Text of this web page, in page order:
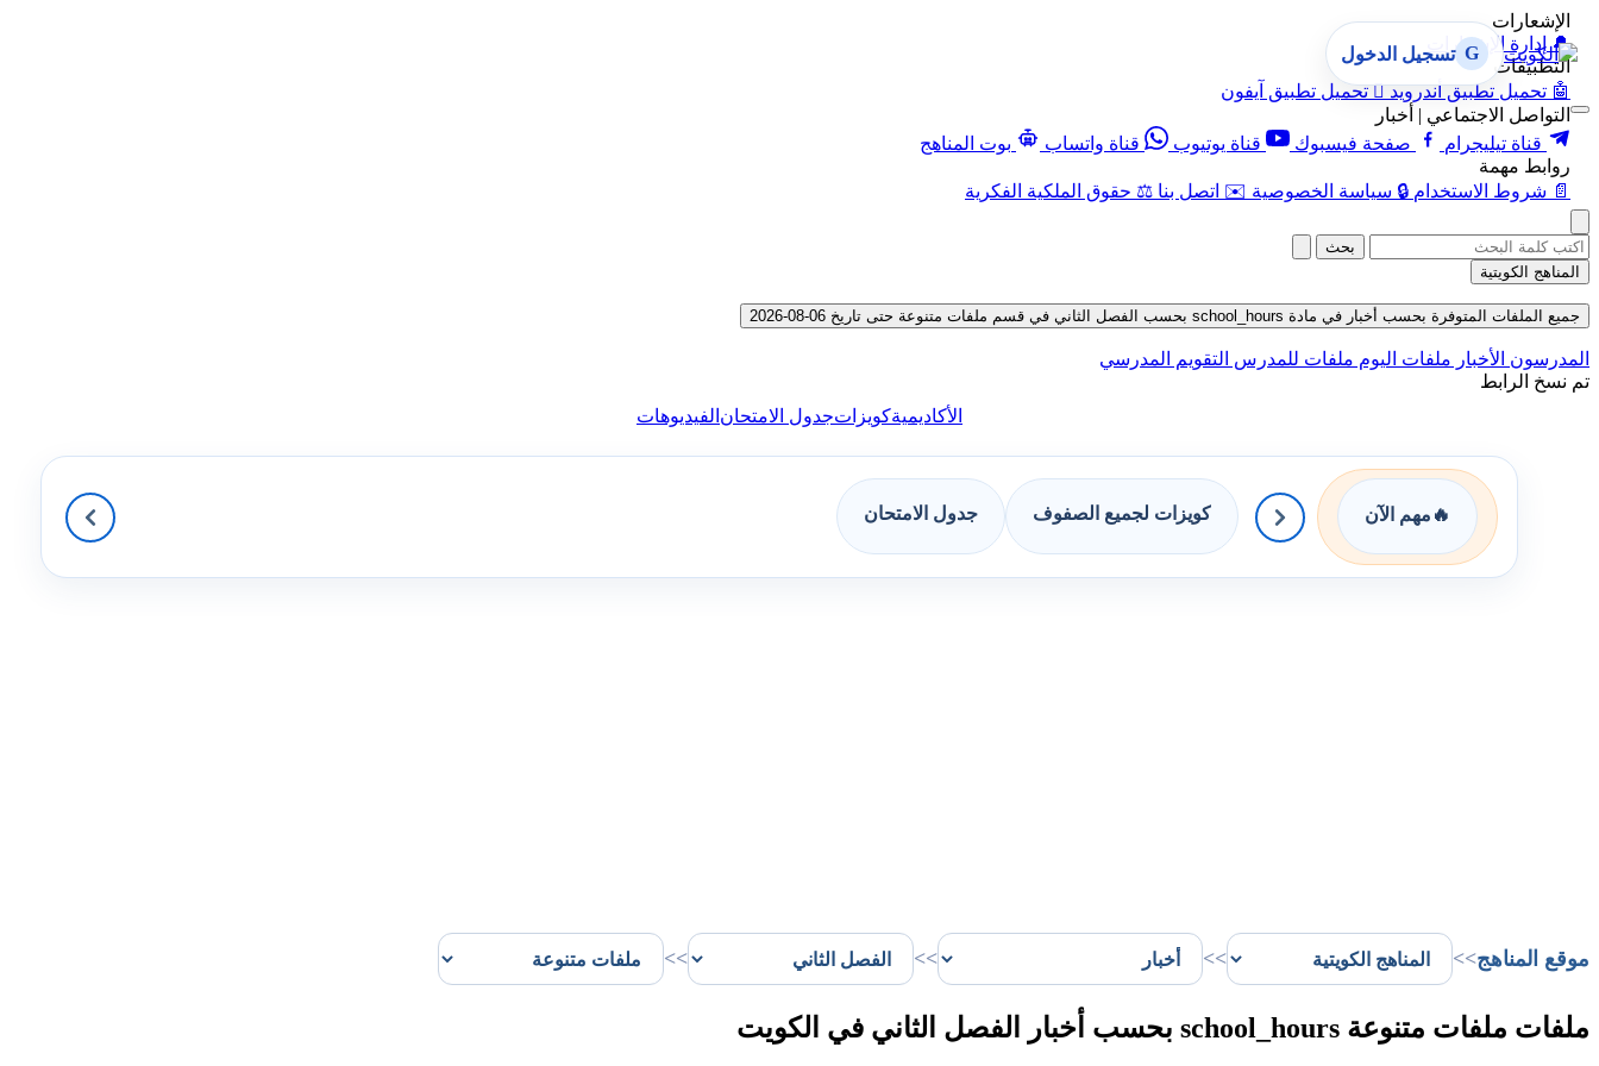
الإشعارات
🔔 إدارة الإشعارات
التطبيقات
🤖 تحميل تطبيق أندرويد  تحميل تطبيق آيفون
التواصل الاجتماعي | أخبار
قناة تيليجرام
صفحة فيسبوك قناة يوتيوب قناة واتساب
بوت المناهج
روابط مهمة
📄 شروط الاستخدام 🔒 سياسة الخصوصية ✉️ اتصل بنا ⚖️ حقوق الملكية الفكرية
G تسجيل الدخول
بحث
المناهج الكويتية
جميع الملفات المتوفرة بحسب أخبار في مادة school_hours بحسب الفصل الثاني في قسم ملفات متنوعة حتى تاريخ 06-08-2026
المدرسون الأخبار ملفات اليوم ملفات للمدرس التقويم المدرسي
تم نسخ الرابط
الأكاديميةكويزاتجدول الامتحان الفيديوهات
🔥 مهم الآن كويزات لجميع الصفوف جدول الامتحان
موقع المناهج>>
>>
>>
>>
ملفات ملفات متنوعة school_hours بحسب أخبار الفصل الثاني في الكويت